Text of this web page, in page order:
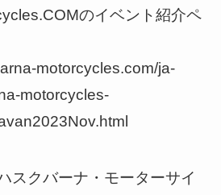
のイベント紹介ペ
motorcycles.com/ja-
motorcycles-
スクバーナ・モーターサイ